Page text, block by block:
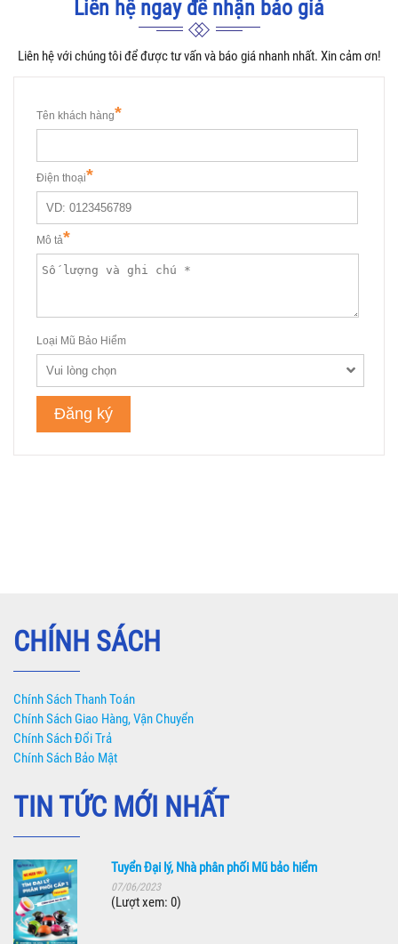
Liên hệ ngay để nhận báo giá
Liên hệ với chúng tôi để được tư vấn và báo giá nhanh nhất. Xin cảm ơn!
CHÍNH SÁCH
Chính Sách Thanh Toán
Chính Sách Giao Hàng, Vận Chuyển
Chính Sách Đổi Trả
Chính Sách Bảo Mật
TIN TỨC MỚI NHẤT
Tuyển Đại lý, Nhà phân phối Mũ bảo hiểm
07/06/2023
(Lượt xem: 0)